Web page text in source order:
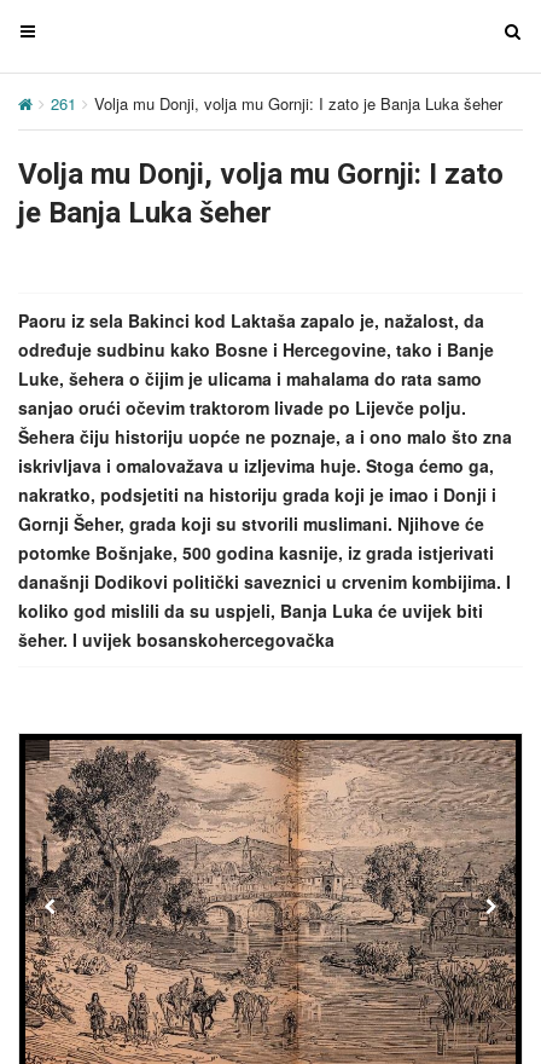
T
g
e
n
a
g
a
t
i
o
n
T
o
261 Volja mu Donji, volja mu Gornji: I zato je Banja Luka šeher
Volja mu Donji, volja mu Gornji: I zato
je Banja Luka šeher
Paoru iz sela Bakinci kod Laktaša zapalo je, nažalost, da
određuje sudbinu kako Bosne i Hercegovine, tako i Banje
Luke, šehera o čijim je ulicama i mahalama do rata samo
sanjao orući očevim traktorom livade po Lijevče polju.
Šehera čiju historiju uopće ne poznaje, a i ono malo što zna
iskrivljava i omalovažava u izljevima huje. Stoga ćemo ga,
nakratko, podsjetiti na historiju grada koji je imao i Donji i
Gornji Šeher, grada koji su stvorili muslimani. Njihove će
potomke Bošnjake, 500 godina kasnije, iz grada istjerivati
današnji Dodikovi politički saveznici u crvenim kombijima. I
koliko god mislili da su uspjeli, Banja Luka će uvijek biti
šeher. I uvijek bosanskohercegovačka